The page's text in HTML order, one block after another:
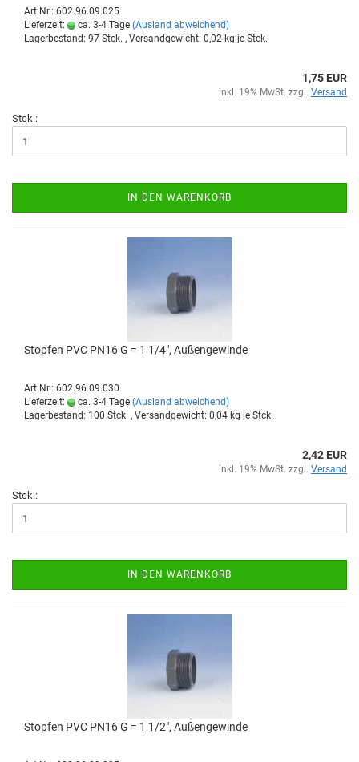
Art.Nr.: 602.96.09.025
Lieferzeit:
ca. 3-4 Tage (Ausland abweichend)
Lagerbestand: 97 Stck. , Versandgewicht: 0,02 kg je Stck.
1,75 EUR
inkl. 19% MwSt. zzgl. Versand
Stck.:
IN DEN WARENKORB
Stop­fen PVC PN16 G = 1 1/4", Au­ßen­ge­win­de
Art.Nr.: 602.96.09.030
Lieferzeit:
ca. 3-4 Tage (Ausland abweichend)
Lagerbestand: 100 Stck. , Versandgewicht: 0,04 kg je Stck.
2,42 EUR
inkl. 19% MwSt. zzgl. Versand
Stck.:
IN DEN WARENKORB
Stop­fen PVC PN16 G = 1 1/2", Au­ßen­ge­win­de